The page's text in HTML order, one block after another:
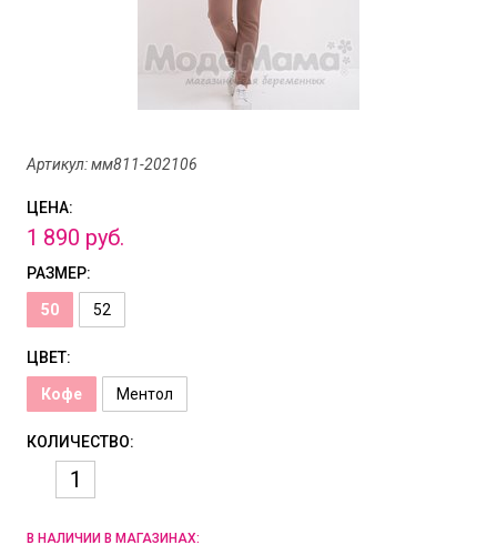
Артикул: мм811-202106
ЦЕНА:
1 890 руб.
РАЗМЕР:
50 52
ЦВЕТ:
Кофе Ментол
КОЛИЧЕСТВО:
В НАЛИЧИИ В МАГАЗИНАХ: